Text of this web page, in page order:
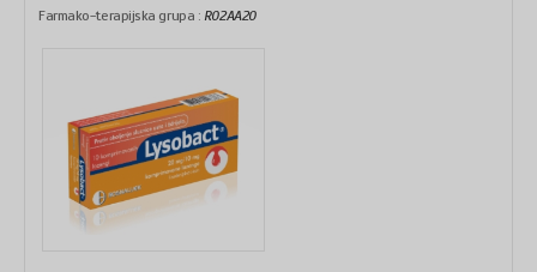
Farmako-terapijska grupa : R02AA20